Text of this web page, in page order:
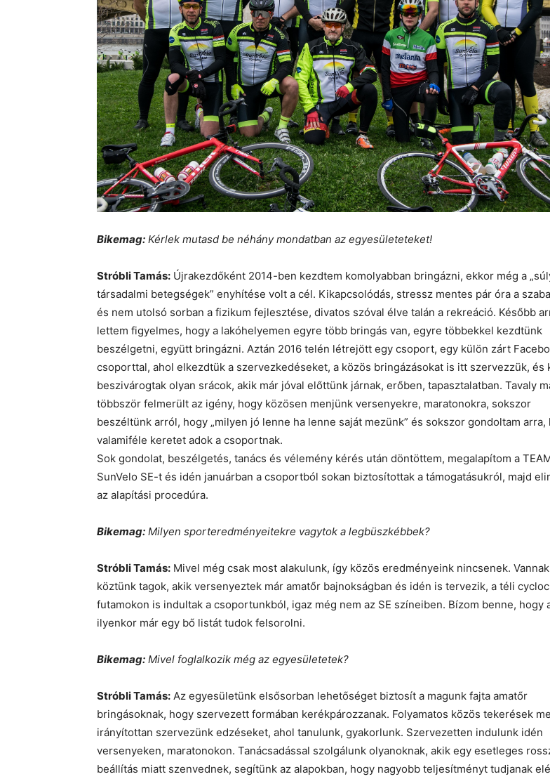
Bikemag: Kérlek mutasd be néhány mondatban az egyesületeteket!
Stróbli Tamás: Újrakezdőként 2014-ben kezdtem komolyabban bringázni, ekkor még a
társadalmi betegségek” enyhítése volt a cél. Kikapcsolódás, stressz mentes pár óra a
és nem utolsó sorban a fizikum fejlesztése, divatos szóval élve talán a rekreáció. Később
lettem figyelmes, hogy a lakóhelyemen egyre több bringás van, egyre többekkel kezdtünk
beszélgetni, együtt bringázni. Aztán 2016 telén létrejött egy csoport, egy külön zárt
csoporttal, ahol elkezdtük a szervezkedéseket, a közös bringázásokat is itt szervezzük, és
beszivárogtak olyan srácok, akik már jóval előttünk járnak, erőben, tapasztalatban. Tavaly
többször felmerült az igény, hogy közösen menjünk versenyekre, maratonokra, sokszor
beszéltünk arról, hogy „milyen jó lenne ha lenne saját mezünk” és sokszor gondoltam arra,
valamiféle keretet adok a csoportnak.
Sok gondolat, beszélgetés, tanács és vélemény kérés után döntöttem, megalapítom a
SunVelo SE-t és idén januárban a csoportból sokan biztosítottak a támogatásukról, majd
az alapítási procedúra.
Bikemag: Milyen sporteredményeitekre vagytok a legbüszkébbek?
Stróbli Tamás: Mivel még csak most alakulunk, így közös eredményeink nincsenek. Vannak
köztünk tagok, akik versenyeztek már amatőr bajnokságban és idén is tervezik, a téli
futamokon is indultak a csoportunkból, igaz még nem az SE színeiben. Bízom benne, hogy
ilyenkor már egy bő listát tudok felsorolni.
Bikemag: Mivel foglalkozik még az egyesületetek?
Stróbli Tamás: Az egyesületünk elsősorban lehetőséget biztosít a magunk fajta amatőr
bringásoknak, hogy szervezett formában kerékpározzanak. Folyamatos közös tekerések
irányítottan szervezünk edzéseket, ahol tanulunk, gyakorlunk. Szervezetten indulunk idén
versenyeken, maratonokon. Tanácsadással szolgálunk olyanoknak, akik egy esetleges
beállítás miatt szenvednek, segítünk az alapokban, hogy nagyobb teljesítményt tudjanak